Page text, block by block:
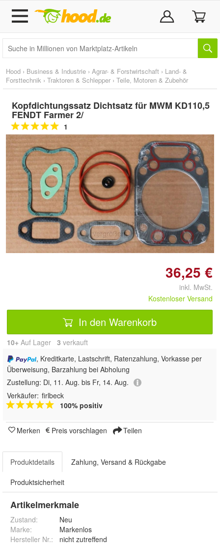
Hood › Business & Industrie › Agrar- & Forstwirtschaft › Land- &
Forsttechnik › Traktoren & Schlepper › Teile, Motoren & Zubehör
Kopfdichtungssatz Dichtsatz für MWM KD110,5
FENDT Farmer 2/
1
Doppelt antippen zum
vergrößern
36,25 €
inkl. MwSt.
Kostenloser Versand
In den Warenkorb
10+ Auf Lager 3 verkauft
, Kreditkarte, Lastschrift, Ratenzahlung, Vorkasse per
Überweisung, Barzahlung bei Abholung
Zustellung: Di, 11. Aug. bis Fr, 14. Aug.
Verkäufer: firlbeck
100% positiv
Merken Preis vorschlagen Teilen
Produktdetails Zahlung, Versand & Rückgabe
Produktsicherheit
Artikelmerkmale
Zustand:
Neu
Marke:
Markenlos
Hersteller Nr.:
nicht zutreffend